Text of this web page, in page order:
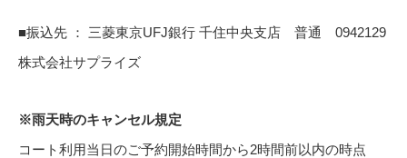
■振込先 ： 三菱東京UFJ銀行 千住中央支店 普通 0942129
株式会社サプライズ
※雨天時のキャンセル規定
コート利用当日のご予約開始時間から2時間前以内の時点